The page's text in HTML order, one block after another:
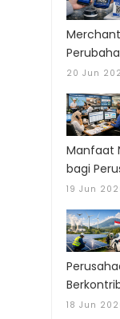
20 Jun
Manfaat
bagi
19 Jun
18 Jun